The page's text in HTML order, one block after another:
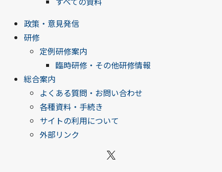
政策・意見発信
研修
定例研修案内
臨時研修・その他研修情報
総合案内
よくある質問・お問い合わせ
各種資料・手続き
サイトの利用について
外部リンク
X